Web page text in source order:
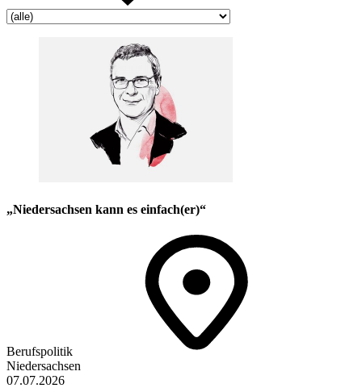
„Niedersachsen kann es einfach(er)“
Berufspolitik
Niedersachsen
07.07.2026